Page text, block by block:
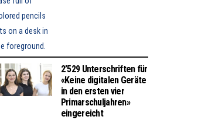
2’529 Unterschriften für
«Keine digitalen Geräte
in den ersten vier
Primarschuljahren»
eingereicht